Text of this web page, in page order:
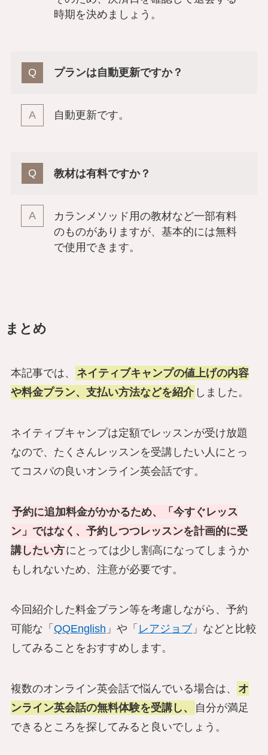
時期を決めましょう。
プランは自動更新ですか？
自動更新です。
教材は有料ですか？
カランメソッド用の教材など一部有料
のものがありますが、基本的には無料
で使用できます。
まとめ
本記事では、
ネイティブキャンプの値上げの内容
や料金プラン、支払い方法などを紹介 しました。
ネイティブキャンプは定額でレッスンが受け放題
なので、たくさんレッスンを受講したい人にとっ
てコスパの良いオンライン英会話です。
予約に追加料金がかかるため、「今すぐレッス
ン」ではなく、予約しつつレッスンを計画的に受
講したい方にとっては少し割高になってしまうか
もしれないため、注意が必要です。
今回紹介した料金プラン等を考慮しながら、予約
可能な「 QQEnglish 」や「 レアジョブ」などと比較
してみることをおすすめします。
複数のオンライン英会話で悩んでいる場合は、
オ
ンライン英会話の無料体験を受講し、
自分が満足
できるところを探してみると良いでしょう。